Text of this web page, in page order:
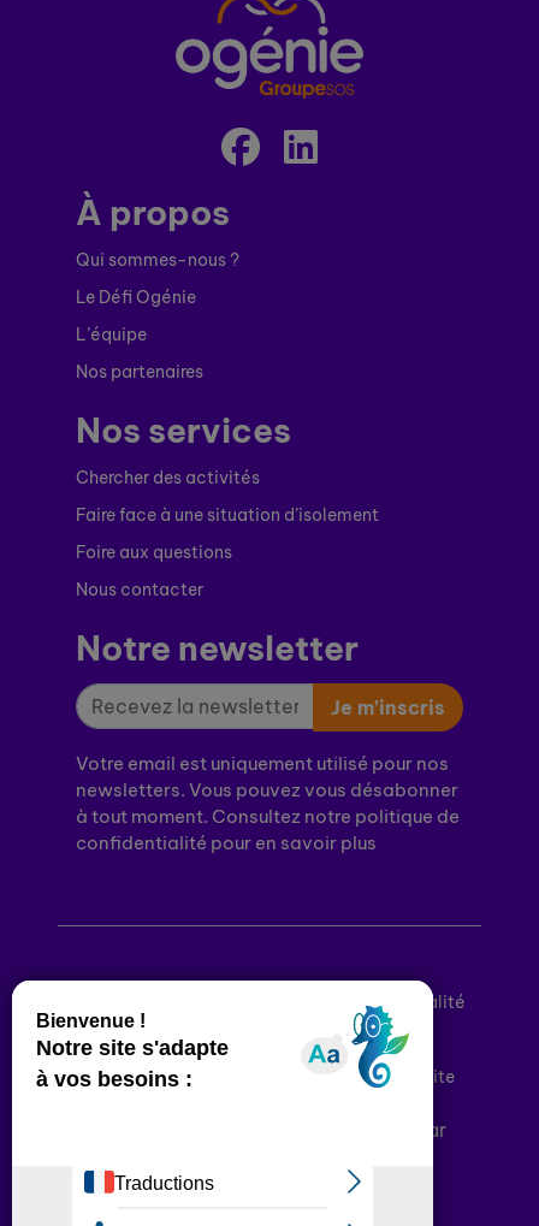
À propos
Qui sommes-nous ?
Le Défi Ogénie
L’équipe
Nos partenaires
Nos services
Chercher des activités
Faire face à une situation d’isolement
Foire aux questions
Nous contacter
Notre newsletter
Je m’inscris
Votre email est uniquement utilisé pour nos
newsletters. Vous pouvez vous désabonner
à tout moment. Consultez notre politique de
confidentialité pour en savoir plus
Politique de confidentialité
Conditions générales d’utilisation
Déclaration d’accessibilité
Plan du site
Plateforme développée en France par